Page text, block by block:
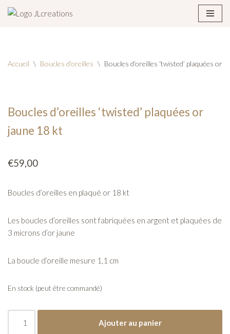
Accueil \ Boucles d’oreilles \ Boucles d’oreilles ‘twisted’ plaquées or
Boucles d’oreilles ‘twisted’ plaquées or
jaune 18 kt
€59,00
Boucles d’oreilles en plaqué or 18 kt
Les boucles d’oreilles sont fabriquées en argent et plaquées de
3 microns d’or jaune
La boucle d’oreille mesure 1,1 cm
En stock (peut être commandé)
Ajouter au panier